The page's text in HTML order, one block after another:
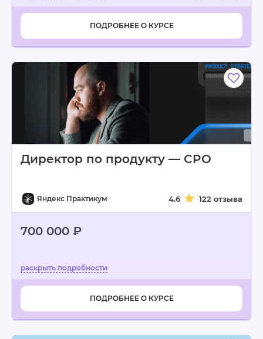
ПОДРОБНЕЕ О КУРСЕ
Директор по продукту — CPO
Яндекс Практикум 4.6 122 отзыва
700 000 ₽
ПОДРОБНЕЕ О КУРСЕ